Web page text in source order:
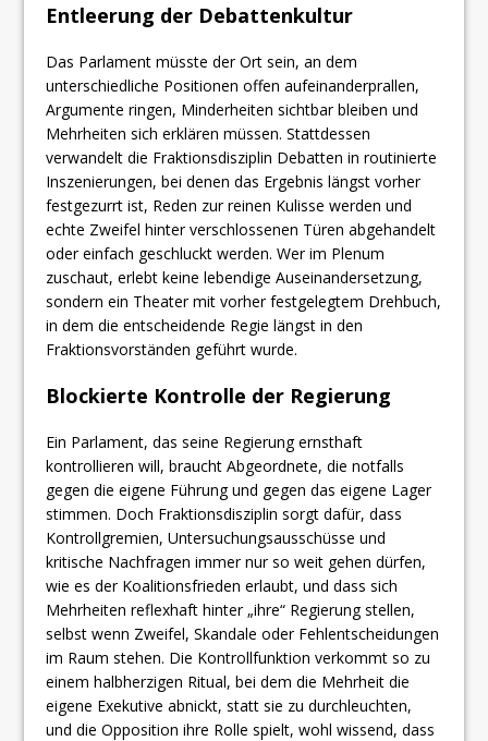
​Entleerung der Debattenkultur
Das Parlament müsste der Ort sein, an dem
unterschiedliche Positionen offen aufeinanderprallen,
Argumente ringen, Minderheiten sichtbar bleiben und
Mehrheiten sich erklären müssen. Stattdessen
verwandelt die Fraktionsdisziplin Debatten in routinierte
Inszenierungen, bei denen das Ergebnis längst vorher
festgezurrt ist, Reden zur reinen Kulisse werden und
echte Zweifel hinter verschlossenen Türen abgehandelt
oder einfach geschluckt werden. Wer im Plenum
zuschaut, erlebt keine lebendige Auseinandersetzung,
sondern ein Theater mit vorher festgelegtem Drehbuch,
in dem die entscheidende Regie längst in den
Fraktionsvorständen geführt wurde.
​Blockierte Kontrolle der Regierung
Ein Parlament, das seine Regierung ernsthaft
kontrollieren will, braucht Abgeordnete, die notfalls
gegen die eigene Führung und gegen das eigene Lager
stimmen. Doch Fraktionsdisziplin sorgt dafür, dass
Kontrollgremien, Untersuchungsausschüsse und
kritische Nachfragen immer nur so weit gehen dürfen,
wie es der Koalitionsfrieden erlaubt, und dass sich
Mehrheiten reflexhaft hinter „ihre“ Regierung stellen,
selbst wenn Zweifel, Skandale oder Fehlentscheidungen
im Raum stehen. Die Kontrollfunktion verkommt so zu
einem halbherzigen Ritual, bei dem die Mehrheit die
eigene Exekutive abnickt, statt sie zu durchleuchten,
und die Opposition ihre Rolle spielt, wohl wissend, dass